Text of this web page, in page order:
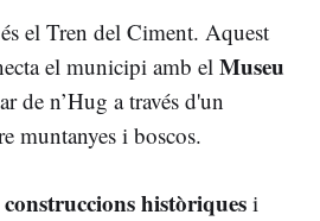
el Tren del Ciment. Aquest
el municipi amb el Museu
de n’Hug a través d'un
muntanyes i boscos.
construccions històriques i